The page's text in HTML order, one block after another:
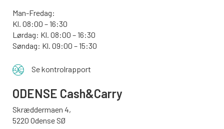
Man-Fredag:
Kl. 08:00 – 16:30
Lørdag: Kl. 08:00 – 16:30
Søndag: Kl. 09:00 – 15:30
Se kontrolrapport
ODENSE Cash&Carry
Skræddermaen 4,
5220 Odense SØ